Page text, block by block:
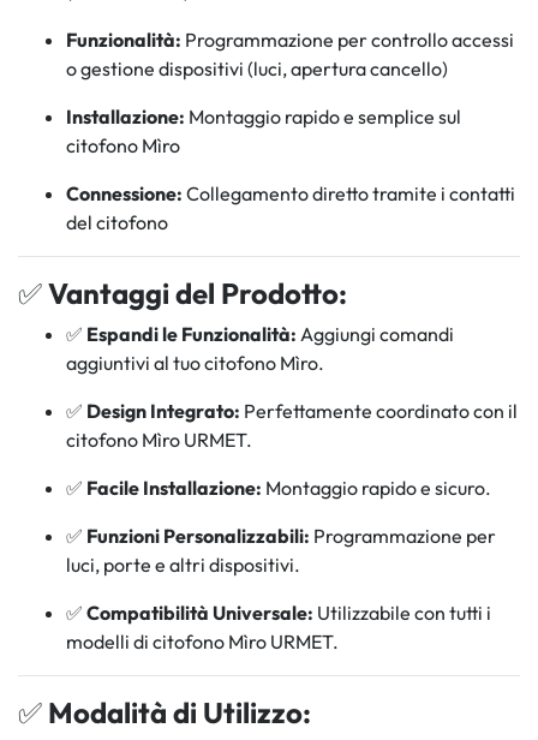
Funzionalità: Programmazione per controllo accessi
o gestione dispositivi (luci, apertura cancello)
Installazione: Montaggio rapido e semplice sul
citofono Mìro
Connessione: Collegamento diretto tramite i contatti
del citofono
✅Vantaggi del Prodotto:
✅ Espandi le Funzionalità: Aggiungi comandi
aggiuntivi al tuo citofono Mìro.
✅ Design Integrato: Perfettamente coordinato con il
citofono Mìro URMET.
✅ Facile Installazione: Montaggio rapido e sicuro.
✅ Funzioni Personalizzabili: Programmazione per
luci, porte e altri dispositivi.
✅ Compatibilità Universale: Utilizzabile con tutti i
modelli di citofono Mìro URMET.
✅ Modalità di Utilizzo: